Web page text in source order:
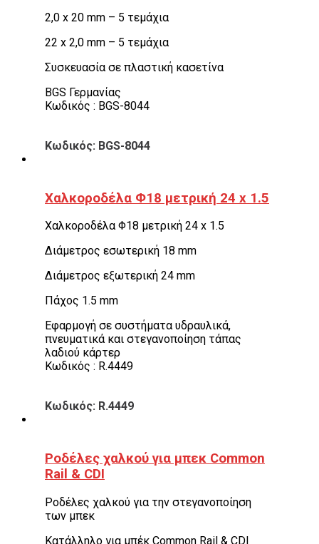
2,0 x 20 mm – 5 τεμάχια
22 x 2,0 mm – 5 τεμάχια
Συσκευασία σε πλαστική κασετίνα
BGS Γερμανίας
Κωδικός : BGS-8044
Κωδικός: BGS-8044
Χαλκοροδέλα Φ18 μετρική 24 x 1.5
Χαλκοροδέλα Φ18 μετρική 24 x 1.5
Διάμετρος εσωτερική 18 mm
Διάμετρος εξωτερική 24 mm
Πάχος 1.5 mm
Εφαρμογή σε συστήματα υδραυλικά,
πνευματικά και στεγανοποίηση τάπας
λαδιού κάρτερ
Κωδικός : R.4449
Κωδικός: R.4449
Ροδέλες χαλκού για μπεκ Common
Rail & CDI
Ροδέλες χαλκού για την στεγανοποίηση
των μπεκ
Κατάλληλο για μπέκ Common Rail & CDI